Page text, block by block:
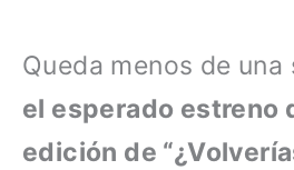
Queda menos de una
el esperado estreno
edición de